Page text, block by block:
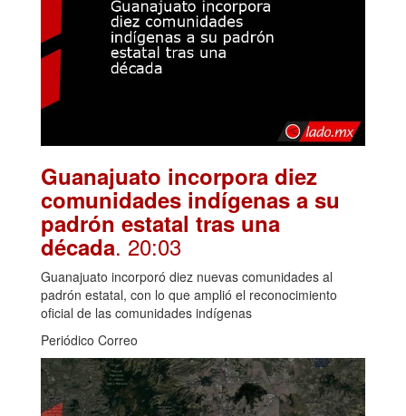
Guanajuato incorpora diez
comunidades indígenas a su
padrón estatal tras una
década. 20:03
Guanajuato incorporó diez nuevas comunidades al
padrón estatal, con lo que amplió el reconocimiento
oficial de las comunidades indígenas
Periódico Correo